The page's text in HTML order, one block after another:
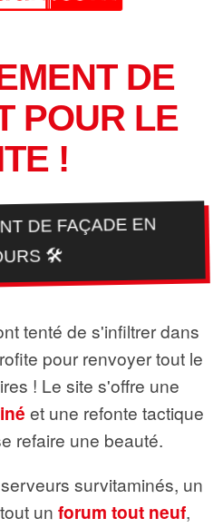
DE
POUR LE
!
DE FAÇADE EN
🛠️
tenté de s'infiltrer dans
pour renvoyer tout le
! Le site s'offre une
et une refonte tactique
refaire une beauté.
survitaminés, un
un forum tout neuf,